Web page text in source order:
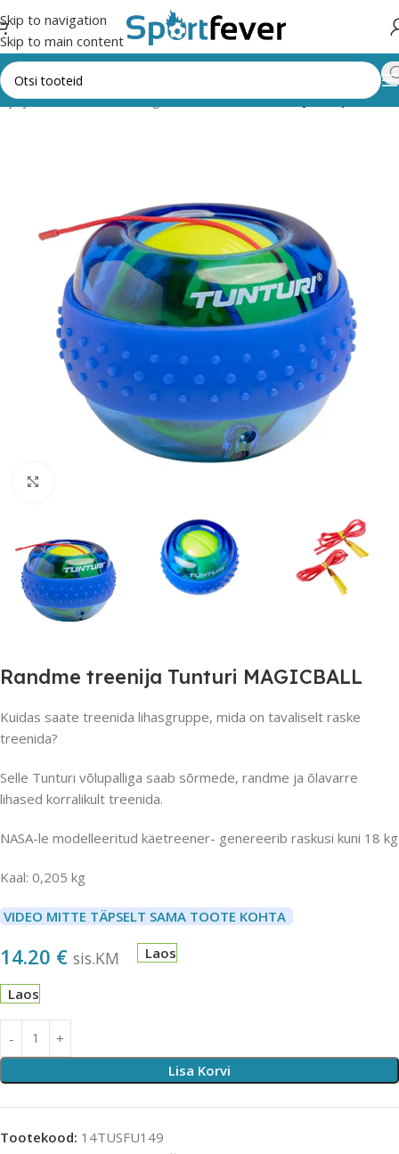
Skip to navigation
Skip to main content
ja jõusaal Muud treeningvahendid Kummilindid ja ekspandrid
Randme treenija Tunturi MAGICBALL
Kuidas saate treenida lihasgruppe, mida on tavaliselt raske
treenida?
Selle Tunturi võlupalliga saab sõrmede, randme ja õlavarre
lihased korralikult treenida.
NASA-le modelleeritud käetreener- genereerib raskusi kuni 18 kg
Kaal: 0,205 kg
VIDEO MITTE TÄPSELT SAMA TOOTE KOHTA
14.20 € sis.KM Laos
Laos
Lisa Korvi
Tootekood: 14TUSFU149